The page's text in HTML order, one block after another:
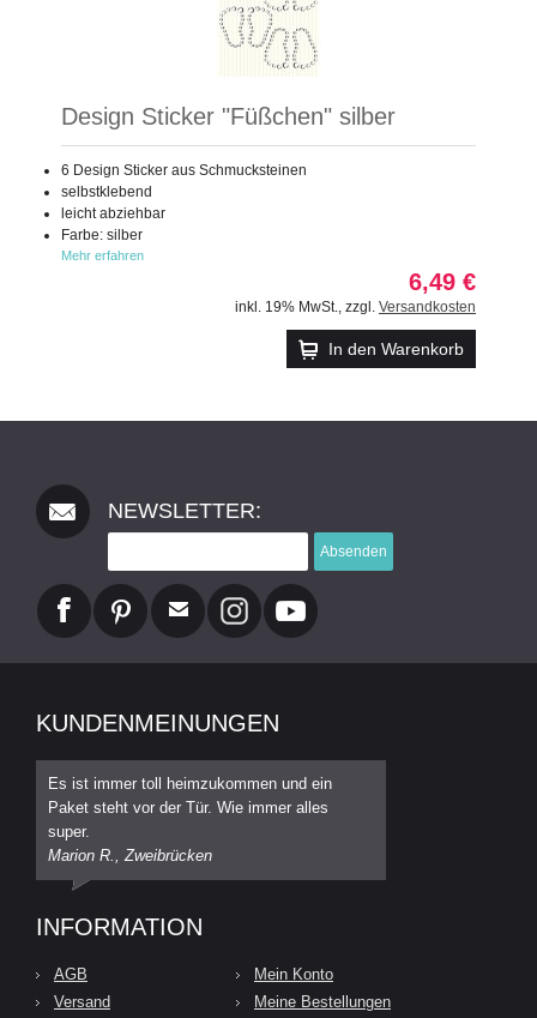
Design Sticker "Füßchen" silber
6 Design Sticker aus Schmucksteinen
selbstklebend
leicht abziehbar
Farbe: silber
Mehr erfahren
6,49 €
inkl. 19% MwSt. zzgl. Versandkosten
In den Warenkorb
NEWSLETTER:
Absenden
KUNDENMEINUNGEN
Es ist immer toll heimzukommen und ein
Paket steht vor der Tür. Wie immer alles
super.
Marion R., Zweibrücken
INFORMATION
AGB
Versand
Mein Konto
Meine Bestellungen